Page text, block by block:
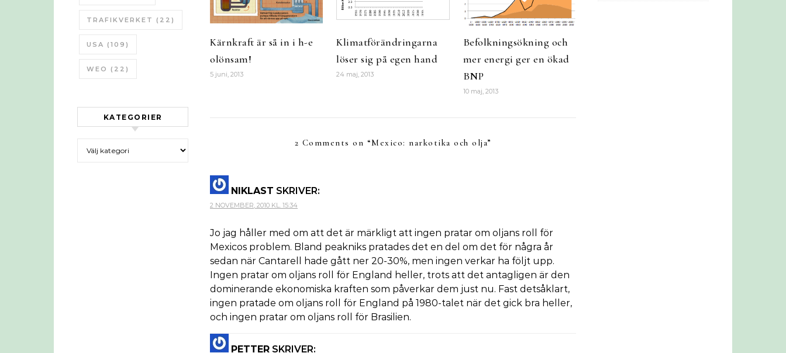
TRAFIKVERKET (22)
USA (109)
WEO (22)
KATEGORIER
Kärnkraft är så in i h-e
olönsam!
5 juni, 2013
Klimatförändringarna
löser sig på egen hand
24 maj, 2013
Befolkningsökning och
mer energi ger en ökad
BNP
10 maj, 2013
2 Comments on “Mexico: narkotika och olja”
NIKLAST SKRIVER:
2 NOVEMBER, 2010 KL. 15:34
Jo jag håller med om att det är märkligt att ingen pratar om oljans roll för
Mexicos problem. Bland peakniks pratades det en del om det för några år
sedan när Cantarell hade gått ner 20-30%, men ingen verkar ha följt upp.
Ingen pratar om oljans roll för England heller, trots att det antagligen är den
dominerande ekonomiska kraften som påverkar dem just nu. Fast detsåklart,
ingen pratade om oljans roll för England på 1980-talet när det gick bra heller,
och ingen pratar om oljans roll för Brasilien.
PETTER SKRIVER: